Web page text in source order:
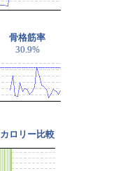
骨格筋率
30.9%
カロリー比較